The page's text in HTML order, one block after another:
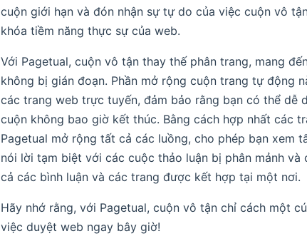
cuộn giới hạn và đón nhận sự tự do của việc cuộn vô
khóa tiềm năng thực sự của web.
Với Pagetual, cuộn vô tận thay thế phân trang, mang
không bị gián đoạn. Phần mở rộng cuộn trang tự động
các trang web trực tuyến, đảm bảo rằng bạn có thể dễ
cuộn không bao giờ kết thúc. Bằng cách hợp nhất các
Pagetual mở rộng tất cả các luồng, cho phép bạn xem
nói lời tạm biệt với các cuộc thảo luận bị phân mảnh
cả các bình luận và các trang được kết hợp tại một nơi.
Hãy nhớ rằng, với Pagetual, cuộn vô tận chỉ cách một
việc duyệt web ngay bây giờ!